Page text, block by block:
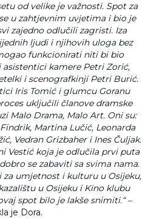
od velike je važnosti. Spot za
u zahtjevnim uvjetima i bio je
zajedno odlučili zagristi. Iza
ljudi i njihovih uloga bez
funkcionirati niti bi bio
kamere Petri Zorić,
i scenografkinji Petri Burić.
Iris Tomić i glumcu Goranu
uključili članove dramske
Malo Drama, Malo Art. Oni su:
Martina Lučić, Leonarda
Vedran Grizbaher i Ines Čuljak.
Vestić koja je odlučila prvi puta
se zabaviti sa svima nama.
umjetnost i kulturu u Osijeku,
u Osijeku i Kino klubu
spot bilo je lakše snimiti.“ –
je Dora.